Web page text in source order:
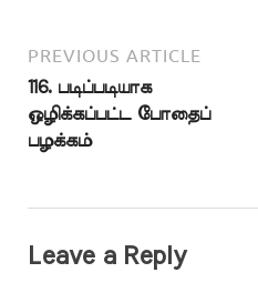
PREVIOUS ARTICLE
116. படிப்படியாக
ஒழிக்கப்பட்ட போதைப்
பழக்கம்
Leave a Reply